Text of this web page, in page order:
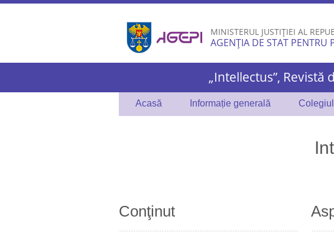
MINISTERUL JUSTIȚIEI AL
AGENȚIA DE STAT PENTRU
„Intellectus”,
Acasă Informație generală
Conţinut